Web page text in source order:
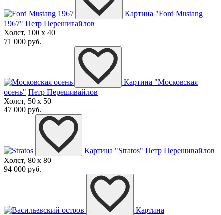
Картина "Ford Mustang
1967" Петр Перешивайлов
Холст, 100 x 40
71 000 руб.
Картина "Московская
осень" Петр Перешивайлов
Холст, 50 x 50
47 000 руб.
Картина "Stratos" Петр Перешивайлов
Холст, 80 x 80
94 000 руб.
Картина